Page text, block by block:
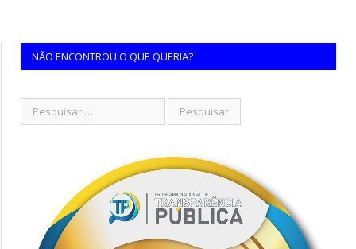
NÃO ENCONTROU O QUE QUERIA?